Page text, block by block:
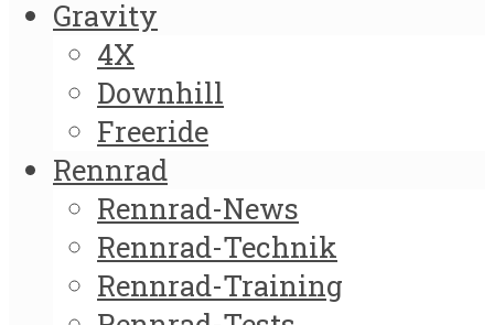
Gravity
4X
Downhill
Freeride
Rennrad
Rennrad-News
Rennrad-Technik
Rennrad-Training